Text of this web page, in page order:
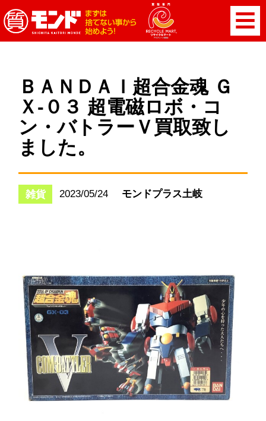
ＢＡＮＤＡＩ超合金魂 Ｇ
Ｘ-０３ 超電磁ロボ・コ
ン・バトラーＶ買取致し
ました。
雑貨 2023/05/24 モンドプラス土岐